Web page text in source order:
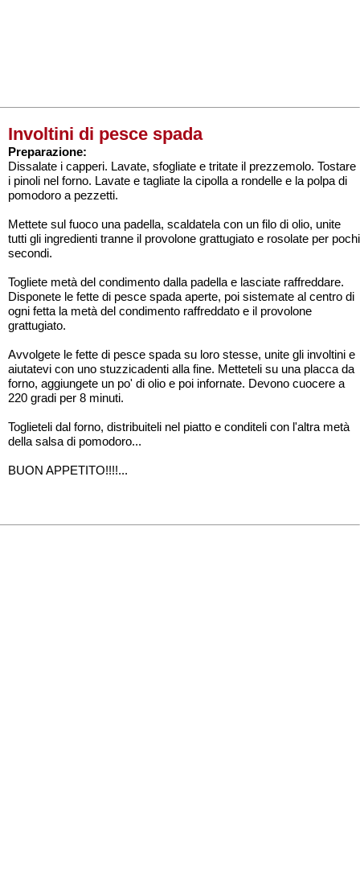
Involtini di pesce spada
Preparazione:
Dissalate i capperi. Lavate, sfogliate e tritate il prezzemolo. Tostare
i pinoli nel forno. Lavate e tagliate la cipolla a rondelle e la polpa di
pomodoro a pezzetti.
Mettete sul fuoco una padella, scaldatela con un filo di olio, unite
tutti gli ingredienti tranne il provolone grattugiato e rosolate per pochi
secondi.
Togliete metà del condimento dalla padella e lasciate raffreddare.
Disponete le fette di pesce spada aperte, poi sistemate al centro di
ogni fetta la metà del condimento raffreddato e il provolone
grattugiato.
Avvolgete le fette di pesce spada su loro stesse, unite gli involtini e
aiutatevi con uno stuzzicadenti alla fine. Metteteli su una placca da
forno, aggiungete un po' di olio e poi infornate. Devono cuocere a
220 gradi per 8 minuti.
Toglieteli dal forno, distribuiteli nel piatto e conditeli con l'altra metà
della salsa di pomodoro...
BUON APPETITO!!!!...